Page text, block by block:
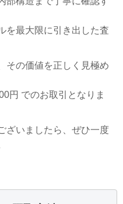
を最大限に引き出した査
その価値を正しく見極め
円 でのお取引となりま
ざいましたら、ぜひ一度